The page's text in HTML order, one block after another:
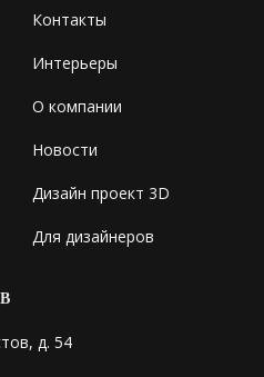
Контакты
Интерьеры
О компании
Новости
Дизайн проект 3D
Для дизайнеров
д. 54